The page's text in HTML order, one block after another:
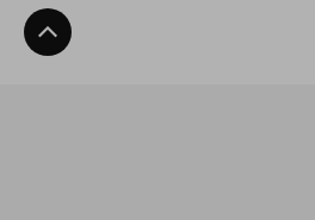
Нагоре